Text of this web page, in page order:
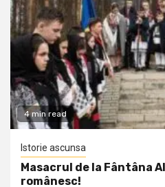
4 min read
Istorie ascunsa
Masacrul de la Fântâna
românesc!